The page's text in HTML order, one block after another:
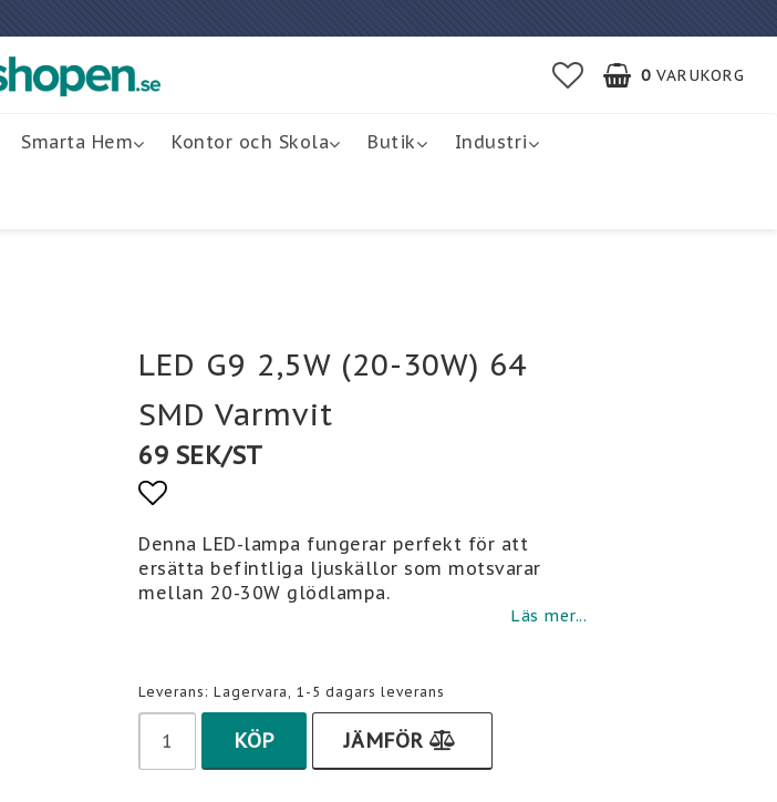
0 VARUKORG
Smarta Hem Kontor och Skola Butik Industri
LED G9 2,5W (20-30W) 64
SMD Varmvit
69 SEK/ST
Lägg till i favoritlistan
Denna LED-lampa fungerar perfekt för att
ersätta befintliga ljuskällor som motsvarar
mellan 20-30W glödlampa.
Läs mer...
Leverans: Lagervara, 1-5 dagars leverans
KÖP JÄMFÖR